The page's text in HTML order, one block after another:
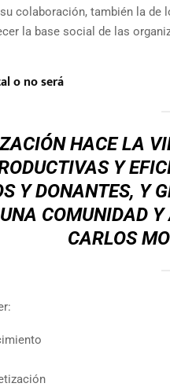
colaboración, también la de
la base social de las
o no será
HACE LA
Y
Y DONANTES, Y
COMUNIDAD Y
CARLOS